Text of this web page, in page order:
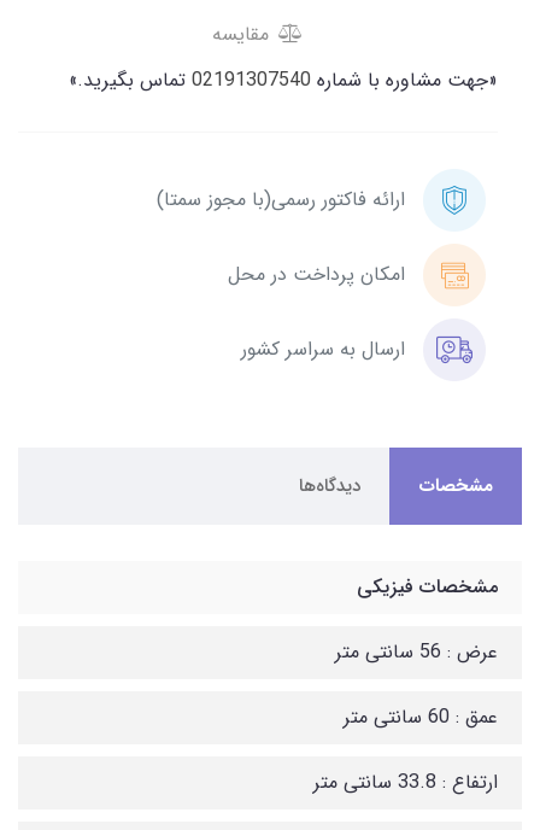
مقایسه
«جهت مشاوره با شماره 02191307540 تماس بگیرید.»
ارائه فاکتور رسمی(با مجوز سمتا)
امکان پرداخت در محل
ارسال به سراسر کشور
مشخصات دیدگاه‌ها
مشخصات فیزیکی
عرض : 56 سانتی متر
عمق : 60 سانتی متر
ارتفاع : 33.8 سانتی متر